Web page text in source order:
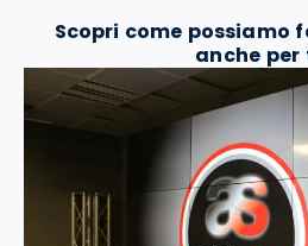
Scopri come possiamo
anche per